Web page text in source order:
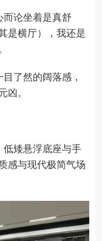
而论坐着是真舒
是横厅），我还是
了然的阔落感，
凶。
低矮悬浮底座与手
感与现代极简气场